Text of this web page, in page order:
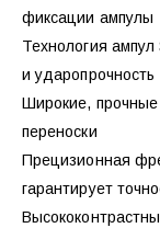
фиксации ампулы
Технология
и ударопрочность
Широкие,
переноски
Прецизионная
гарантирует